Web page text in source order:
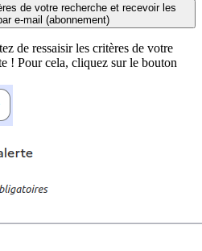
de votre recherche et recevoir les
e-mail (abonnement)
de ressaisir les critères de votre
! Pour cela, cliquez sur le bouton